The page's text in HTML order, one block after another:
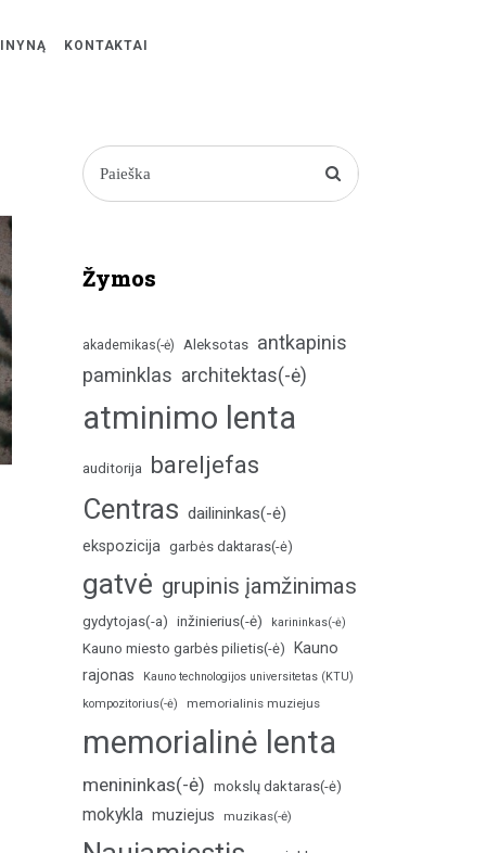
KONTAKTAI
Žymos
akademikas(-ė) Aleksotas antkapinis
paminklas architektas(-ė)
atminimo lenta
auditorija bareljefas
Centras dailininkas(-ė)
ekspozicija garbės daktaras(-ė)
gatvė grupinis įamžinimas
gydytojas(-a) inžinierius(-ė) karininkas(-ė)
Kauno miesto garbės pilietis(-ė)
Kauno
rajonas
Kauno technologijos universitetas (KTU)
kompozitorius(-ė)
memorialinis muziejus
memorialinė lenta
menininkas(-ė) mokslų daktaras(-ė)
mokykla muziejus muzikas(-ė)